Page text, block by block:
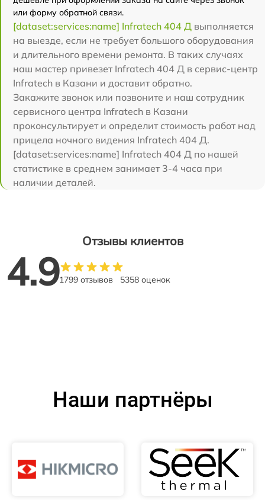
или форму обратной связи.
[dataset:services:name] Infratech 404 Д выполняется
на выезде, если не требует большого оборудования
и длительного времени ремонта. В таких случаях
наш мастер привезет Infratech 404 Д в сервис-центр
Infratech в Казани и доставит обратно.
Закажите звонок или позвоните и наш сотрудник
сервисного центра Infratech в Казани
проконсультирует и определит стоимость работ над
прицела ночного видения Infratech 404 Д.
[dataset:services:name] Infratech 404 Д по нашей
статистике в среднем занимает 3-4 часа при
наличии деталей.
Отзывы клиентов
4.91799 отзывов 5358 оценок
Наши партнёры